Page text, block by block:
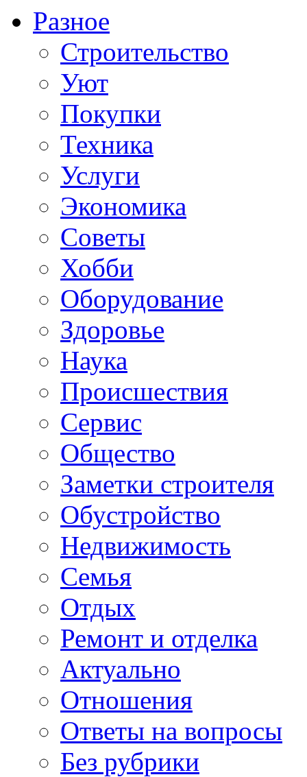
Разное
Строительство
Уют
Покупки
Техника
Услуги
Экономика
Советы
Хобби
Oборудование
Здоровье
Наука
Происшествия
Сервис
Общество
Заметки строителя
Обустройство
Недвижимость
Семья
Отдых
Ремонт и отделка
Актуально
Отношения
Ответы на вопросы
Без рубрики